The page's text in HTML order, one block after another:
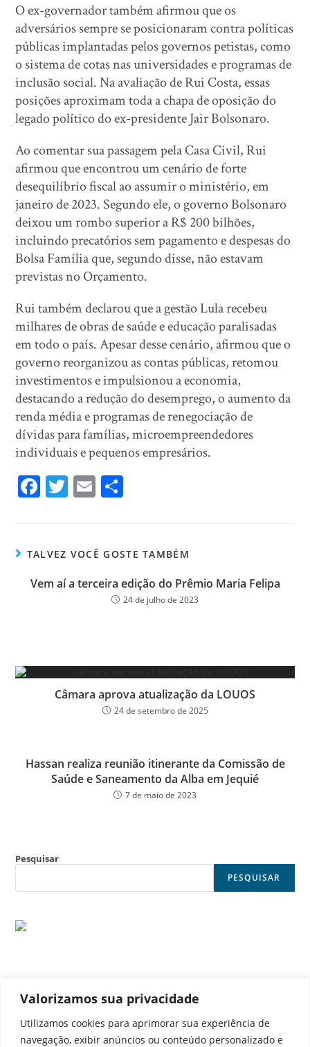
Valorizamos sua privacidade
Utilizamos cookies para aprimorar sua experiência de
navegação, exibir anúncios ou conteúdo personalizado e
O ex-governador também afirmou que os
adversários sempre se posicionaram contra políticas
públicas implantadas pelos governos petistas, como
o sistema de cotas nas universidades e programas de
inclusão social. Na avaliação de Rui Costa, essas
posições aproximam toda a chapa de oposição do
legado político do ex-presidente Jair Bolsonaro.
Ao comentar sua passagem pela Casa Civil, Rui
afirmou que encontrou um cenário de forte
desequilíbrio fiscal ao assumir o ministério, em
janeiro de 2023. Segundo ele, o governo Bolsonaro
deixou um rombo superior a R$ 200 bilhões,
incluindo precatórios sem pagamento e despesas do
Bolsa Família que, segundo disse, não estavam
previstas no Orçamento.
Rui também declarou que a gestão Lula recebeu
milhares de obras de saúde e educação paralisadas
em todo o país. Apesar desse cenário, afirmou que o
governo reorganizou as contas públicas, retomou
investimentos e impulsionou a economia,
destacando a redução do desemprego, o aumento da
renda média e programas de renegociação de
dívidas para famílias, microempreendedores
individuais e pequenos empresários.
Fa
ok
T
er
E
TALVEZ VOCÊ GOSTE TAMBÉM
Vem aí a terceira edição do Prêmio Maria Felipa
24 de julho de 2023
Câmara aprova atualização da LOUOS
24 de setembro de 2025
Hassan realiza reunião itinerante da Comissão de
Saúde e Saneamento da Alba em Jequié
7 de maio de 2023
Pesquisar
PESQUISAR